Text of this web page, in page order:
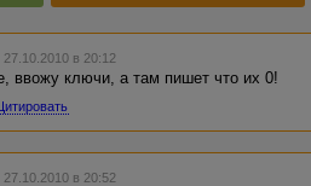
в 20:12
ввожу ключи, а там пишет что их 0!
в 20:52